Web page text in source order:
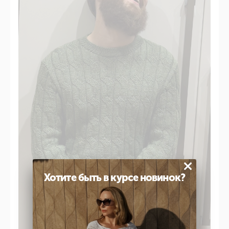
Хотите быть в курсе новинок?×